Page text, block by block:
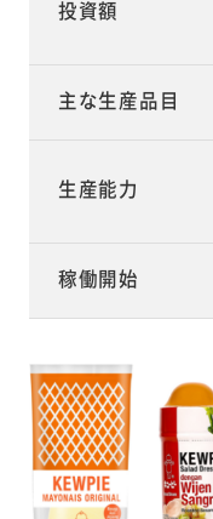
投資額
主な生産品目
生産能力
稼働開始